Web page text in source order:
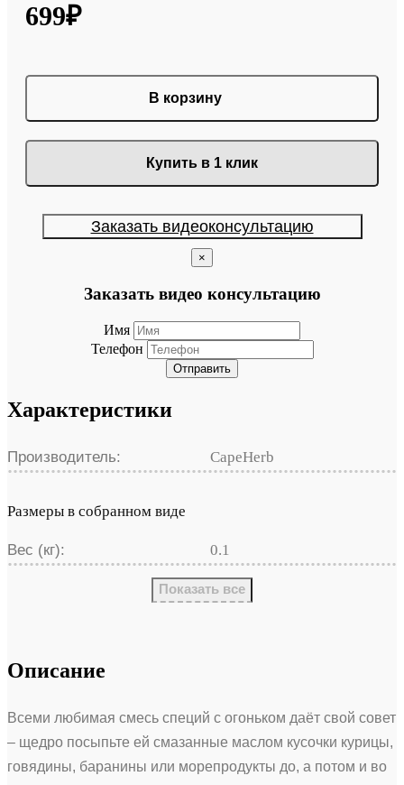
699₽
В корзину
Купить в 1 клик
Заказать видеоконсультацию
×
Заказать видео консультацию
Имя
Телефон
Отправить
Характеристики
Производитель: CapeHerb
Размеры в собранном виде
Вес (кг): 0.1
Показать все
Описание
Всеми любимая смесь специй с огоньком даёт свой совет
– щедро посыпьте ей смазанные маслом кусочки курицы,
говядины, баранины или морепродукты до, а потом и во